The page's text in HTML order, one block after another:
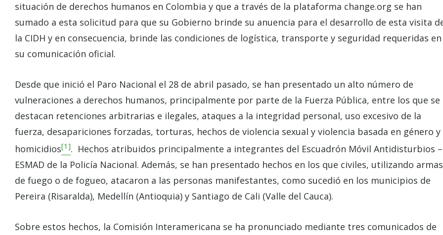
situación de derechos humanos en Colombia y que a través de la plataforma change.org se han
sumado a esta solicitud para que su Gobierno brinde su anuencia para el desarrollo de esta visita
la CIDH y en consecuencia, brinde las condiciones de logística, transporte y seguridad requeridas en
su comunicación oficial.
Desde que inició el Paro Nacional el 28 de abril pasado, se han presentado un alto número de
vulneraciones a derechos humanos, principalmente por parte de la Fuerza Pública, entre los que se
destacan retenciones arbitrarias e ilegales, ataques a la integridad personal, uso excesivo de la
fuerza, desapariciones forzadas, torturas, hechos de violencia sexual y violencia basada en género y
homicidios[1]. Hechos atribuidos principalmente a integrantes del Escuadrón Móvil Antidisturbios –
ESMAD de la Policía Nacional. Además, se han presentado hechos en los que civiles, utilizando armas
de fuego o de fogueo, atacaron a las personas manifestantes, como sucedió en los municipios de
Pereira (Risaralda), Medellín (Antioquia) y Santiago de Cali (Valle del Cauca).
Sobre estos hechos, la Comisión Interamericana se ha pronunciado mediante tres comunicados de